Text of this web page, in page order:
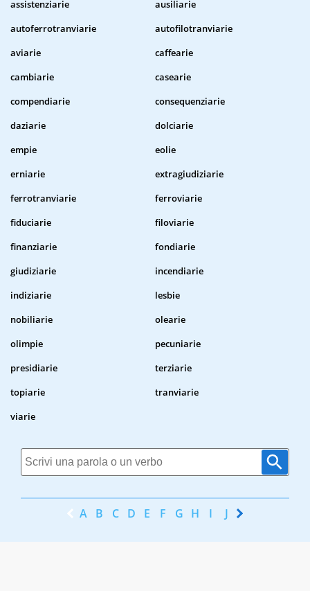
assistenziarie
ausiliarie
autoferrotranviarie
autofilotranviarie
aviarie
caffearie
cambiarie
casearie
compendiarie
consequenziarie
daziarie
dolciarie
empie
eolie
erniarie
extragiudiziarie
ferrotranviarie
ferroviarie
fiduciarie
filoviarie
finanziarie
fondiarie
giudiziarie
incendiarie
indiziarie
lesbie
nobiliarie
olearie
olimpie
pecuniarie
presidiarie
terziarie
topiarie
tranviarie
viarie
A B C D E F G H I J K